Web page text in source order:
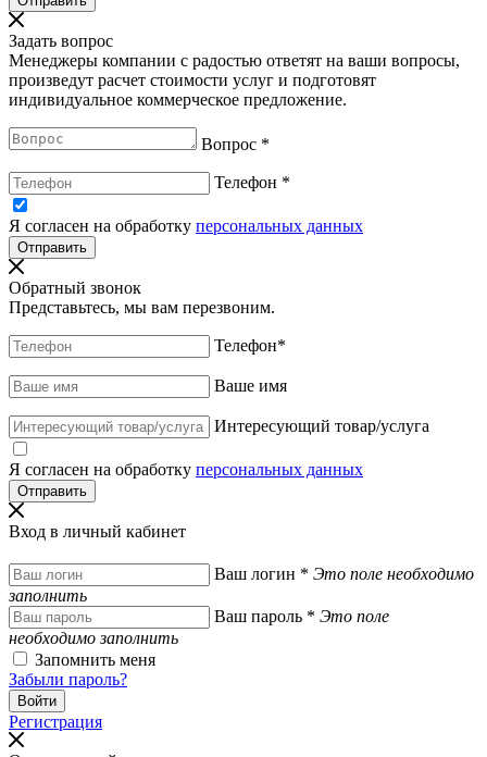
Задать вопрос
Менеджеры компании с радостью ответят на ваши вопросы,
произведут расчет стоимости услуг и подготовят
индивидуальное коммерческое предложение.
Вопрос *
Телефон *
Я согласен на обработку персональных данных
Обратный звонок
Представьтесь, мы вам перезвоним.
Телефон*
Ваше имя
Интересующий товар/услуга
Я согласен на обработку персональных данных
Вход в личный кабинет
Ваш логин * Это поле необходимо
заполнить
Ваш пароль * Это поле
необходимо заполнить
Запомнить меня
Забыли пароль?
Регистрация